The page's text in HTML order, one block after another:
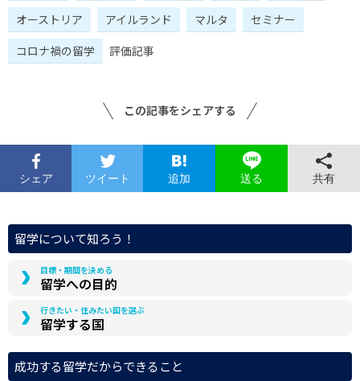
オーストリア
アイルランド マルタ
セミナー
コロナ禍の留学
評価記事
この記事をシェアする
シェア ツイート 追加 送る 共有
留学について知ろう！
目標・期間を決める
留学への目的
行きたい・住みたい国を選ぶ
留学する国
成功する留学だからできること